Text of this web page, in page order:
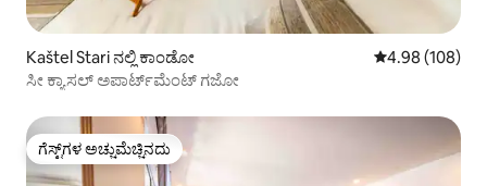
Kaštel Stari ನಲ್ಲಿ ಕಾಂಡೋ 5 ರಲ್ಲಿ 4.98
4.98 (108)
ಸೀ ಕ್ಯಾಸಲ್ ಅಪಾರ್ಟ್‌ಮೆಂಟ್ ಗಜೋ
ಗೆಸ್ಟ್‌ಗಳ ಅಚ್ಚುಮೆಚ್ಚಿನದು
ಗೆಸ್ಟ್‌ಗಳ ಅಚ್ಚುಮೆಚ್ಚಿನದು